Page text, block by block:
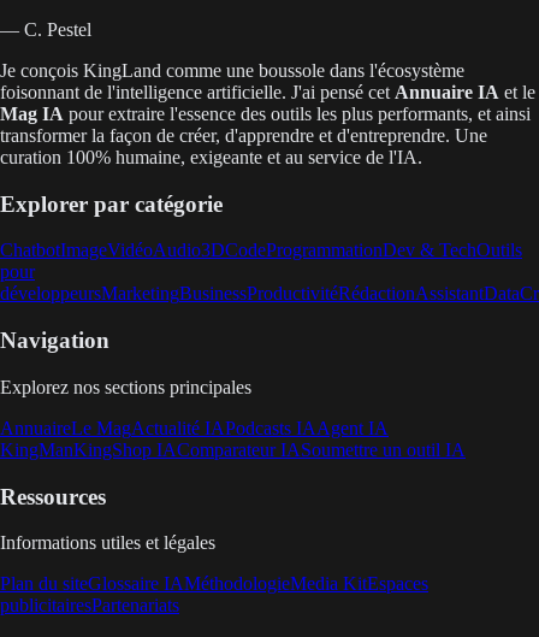
— C. Pestel
Je conçois KingLand comme une boussole dans l'écosystème
foisonnant de l'intelligence artificielle. J'ai pensé cet Annuaire IA et le
Mag IA pour extraire l'essence des outils les plus performants, et ainsi
transformer la façon de créer, d'apprendre et d'entreprendre. Une
curation 100% humaine, exigeante et au service de l'IA.
Explorer par catégorie
ChatbotImageVidéoAudio3DCodeProgrammationDev & TechOutils
pour
développeursMarketingBusinessProductivitéRédactionAssistantData
Navigation
Explorez nos sections principales
AnnuaireLe MagActualité IAPodcasts IAAgent IA
KingManKingShop IAComparateur IASoumettre un outil IA
Ressources
Informations utiles et légales
Plan du siteGlossaire IAMéthodologieMedia KitEspaces
publicitairesPartenariats